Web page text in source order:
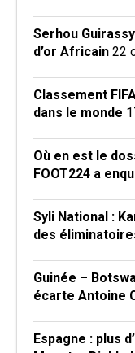
Serhou
d’or Africain 22
Classement
dans le monde
Où en est le
FOOT224 a
Syli National :
des
Guinée –
écarte Antoine
Espagne : plus